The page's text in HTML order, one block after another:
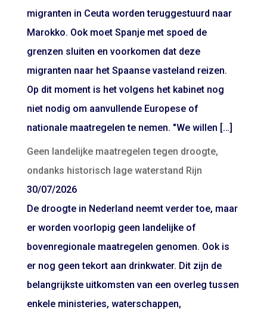
migranten in Ceuta worden teruggestuurd naar
Marokko. Ook moet Spanje met spoed de
grenzen sluiten en voorkomen dat deze
migranten naar het Spaanse vasteland reizen.
Op dit moment is het volgens het kabinet nog
niet nodig om aanvullende Europese of
nationale maatregelen te nemen. "We willen […]
Geen landelijke maatregelen tegen droogte,
ondanks historisch lage waterstand Rijn
30/07/2026
De droogte in Nederland neemt verder toe, maar
er worden voorlopig geen landelijke of
bovenregionale maatregelen genomen. Ook is
er nog geen tekort aan drinkwater. Dit zijn de
belangrijkste uitkomsten van een overleg tussen
enkele ministeries, waterschappen,